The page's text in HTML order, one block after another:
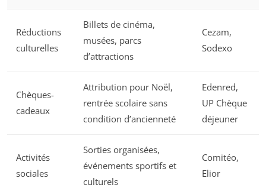
Réductions
culturelles
Billets de cinéma,
musées, parcs
d’attractions
Cezam,
Sodexo
Chèques-
cadeaux
Attribution pour Noël,
rentrée scolaire sans
condition d’ancienneté
Edenred,
UP Chèque
déjeuner
Activités
sociales
Sorties organisées,
événements sportifs et
culturels
Comitéo,
Elior